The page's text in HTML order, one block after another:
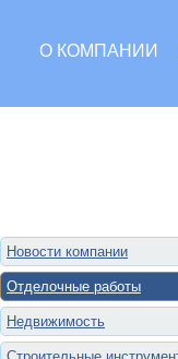
О КОМПАНИИ
Новости компании
Отделочные работы
Недвижимость